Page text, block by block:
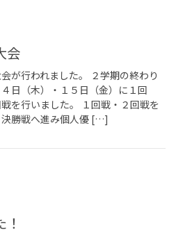
会
が行われました。 ２学期の終わり
日（木）・１５日（金）に１回
を行いました。 １回戦・２回戦を
勝戦へ進み個人優 […]